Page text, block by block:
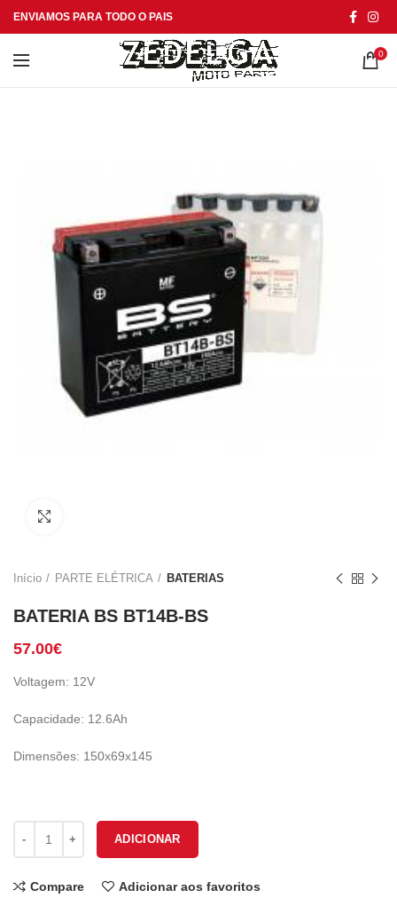
ENVIAMOS PARA TODO O PAIS
0
Início PARTE ELÉTRICA BATERIAS
BATERIA BS BT14B-BS
57.00€
Voltagem: 12V
Capacidade: 12.6Ah
Dimensões: 150x69x145
Quantidade de BATERIA BS BT14B-BS
ADICIONAR
Compare Adicionar aos favoritos